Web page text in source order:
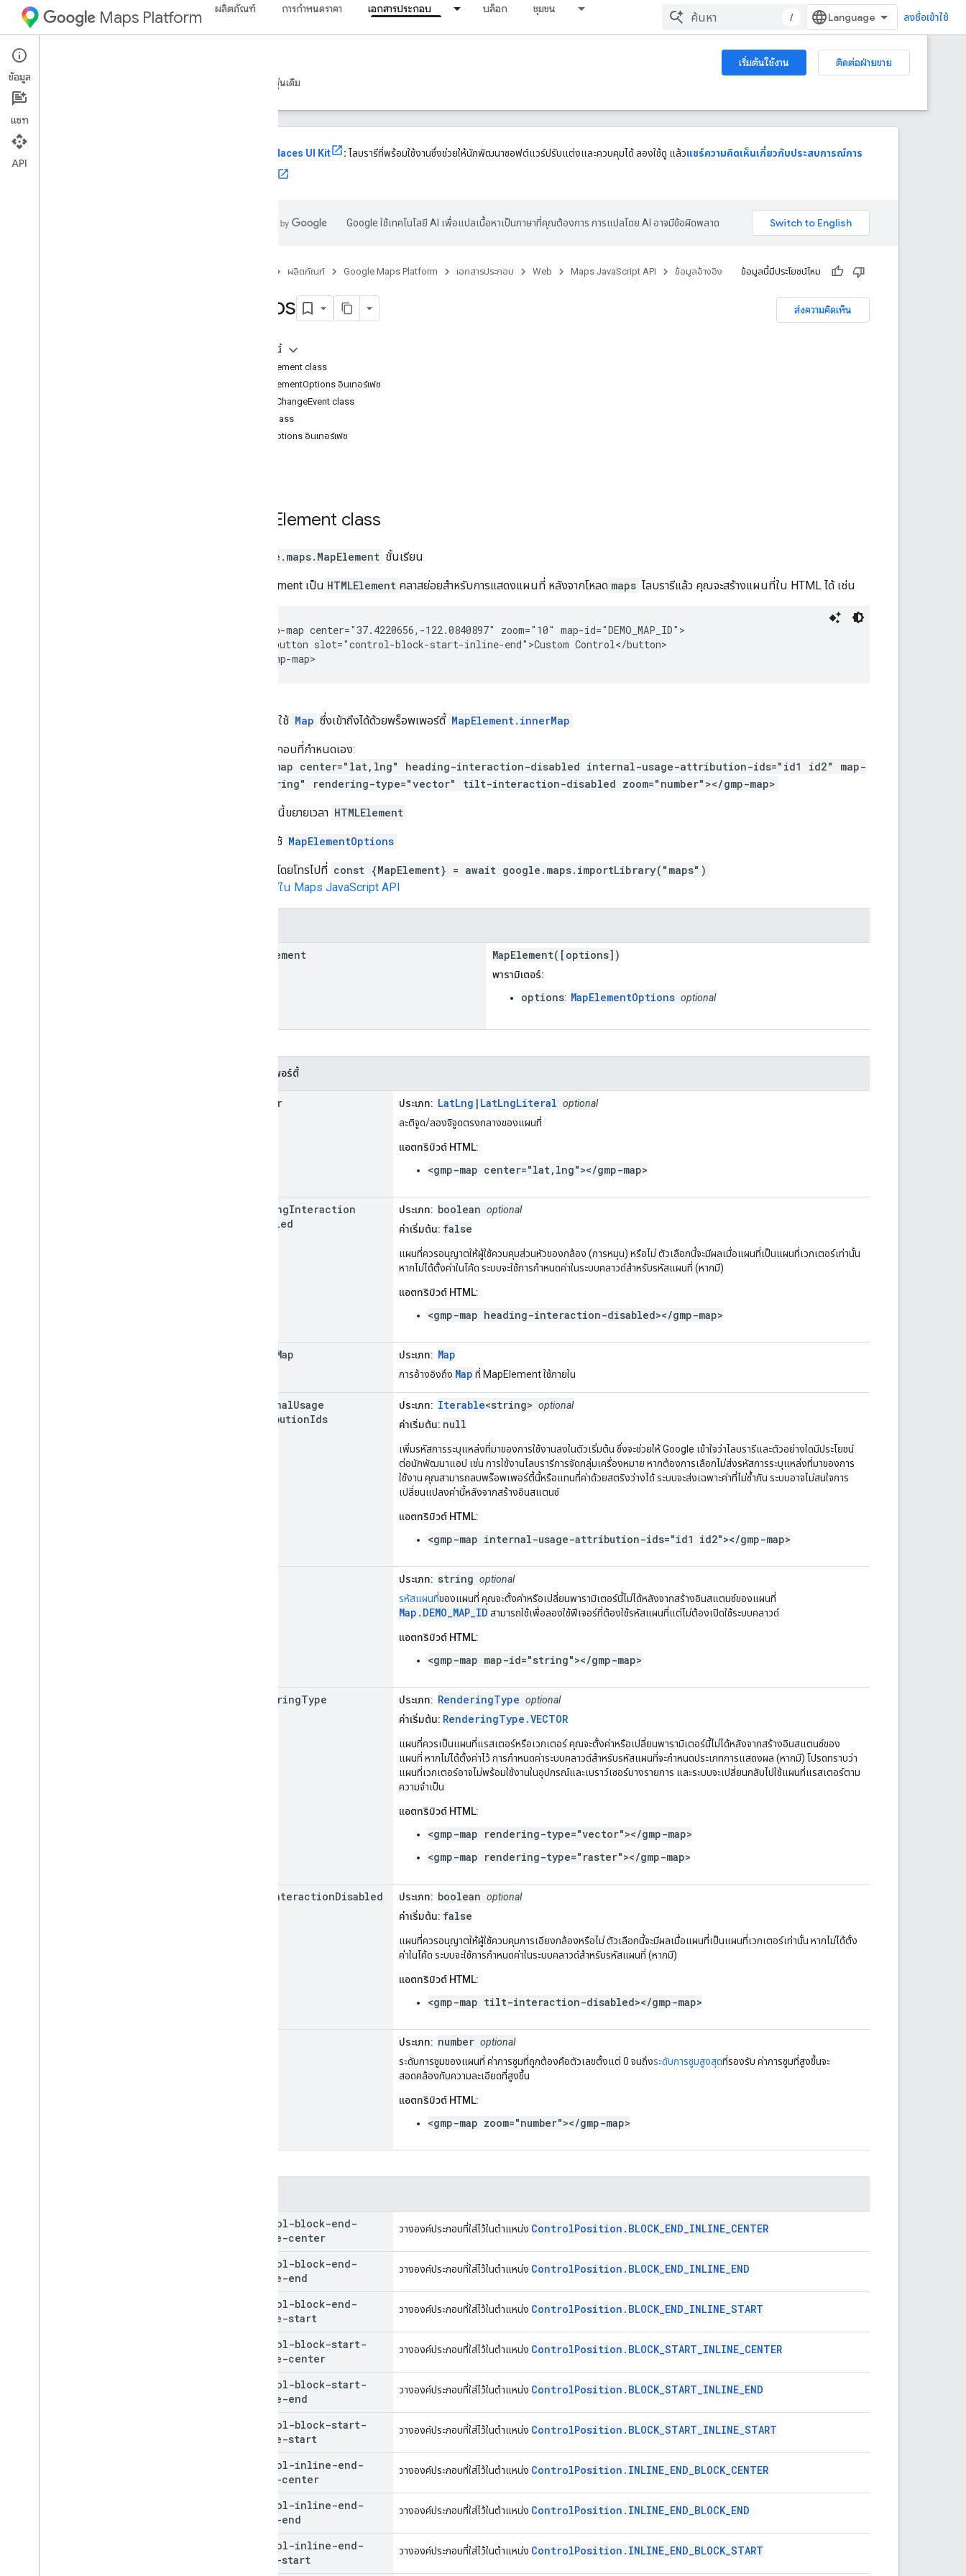
Maps Platform ผลิตภัณฑ์ การกำหนดราคา เอกสารประกอบ บล็อก ชุมชน
/ ลงชื่อเข้าใช้
Web เริ่มต้นใช้งาน
ติดต่อฝ่ายขาย
คำแนะนำ
รุ่นเดิม
Places UI Kit : ไลบรารีที่พร้อมใช้งานซึ่งช่วยให้นักพัฒนาซอฟต์แวร์ปรับแต่งและควบคุมได้ ลองใช้ดู แล้วแชร์ความคิดเห็นเกี่ยวกับประสบการณ์การ
Google ใช้เทคโนโลยี AI เพื่อแปลเนื้อหาเป็นภาษาที่คุณต้องการ การแปลโดย AI อาจมีข้อผิดพลาด
ผลิตภัณฑ์ Google Maps Platform เอกสารประกอบ Web Maps JavaScript API ข้อมูลอ้างอิง ข้อมูลนี้มีประโยชน์ไหม
ส่งความคิดเห็น
Maps
ในหน้านี้
MapElement class
MapElementOptions อินเทอร์เฟซ
ZoomChangeEvent class
Map class
MapOptions อินเทอร์เฟซ
Element class
google.maps. MapElement ชั้นเรียน
MapElement เป็น HTMLElement คลาสย่อยสำหรับการแสดงแผนที่ หลังจากโหลด maps ไลบรารีแล้ว คุณจะสร้างแผนที่ใน HTML ได้ เช่น
<gmp-map center="37.4220656,-122.0840897" zoom="10" map-id="DEMO_MAP_ID">
<button slot="control-block-start-inline-end">Custom Control</button>
</gmp-map>
ภายในจะใช้ Map ซึ่งเข้าถึงได้ด้วยพร็อพเพอร์ตี้ MapElement.innerMap
องค์ประกอบที่กำหนดเอง:
<gmp-map center="lat,lng" heading-interaction-disabled internal-usage-attribution-ids="id1 id2" map-
id="string" rendering-type="vector" tilt-interaction-disabled zoom="number"></gmp-map>
ชั้นเรียนนี้ขยายเวลา HTMLElement
คลาสนี้ใช้ MapElementOptions
เข้าถึงได้โดยโทรไปที่ const {MapElement} = await google.maps.importLibrary("maps")
ไลบรารีใน Maps JavaScript API
Element MapElement([options])
พารามิเตอร์:
options: MapElementOptions optional
พร็อพเพอร์ตี้
center ประเภท: LatLng | LatLngLiteral optional
ละติจูด/ลองจิจูดตรงกลางของแผนที่
แอตทริบิวต์ HTML:
<gmp-map center="lat,lng"></gmp-map>
headingInteraction
Disabled
ประเภท: boolean optional
ค่าเริ่มต้น: false
แผนที่ควรอนุญาตให้ผู้ใช้ควบคุมส่วนหัวของกล้อง (การหมุน) หรือไม่ ตัวเลือกนี้จะมีผลเมื่อแผนที่เป็นแผนที่เวกเตอร์เท่านั้น
หากไม่ได้ตั้งค่าในโค้ด ระบบจะใช้การกำหนดค่าในระบบคลาวด์สำหรับรหัสแผนที่ (หากมี)
แอตทริบิวต์ HTML:
<gmp-map heading-interaction-disabled></gmp-map>
Map ประเภท: Map
การอ้างอิงถึง Map ที่ MapElement ใช้ภายใน
internalUsage
AttributionIds
ประเภท: Iterable<string> optional
ค่าเริ่มต้น: null
เพิ่มรหัสการระบุแหล่งที่มาของการใช้งานลงในตัวเริ่มต้น ซึ่งจะช่วยให้ Google เข้าใจว่าไลบรารีและตัวอย่างใดมีประโยชน์
ต่อนักพัฒนาแอป เช่น การใช้งานไลบรารีการจัดกลุ่มเครื่องหมาย หากต้องการเลือกไม่ส่งรหัสการระบุแหล่งที่มาของการ
ใช้งาน คุณสามารถลบพร็อพเพอร์ตี้นี้หรือแทนที่ค่าด้วยสตริงว่างได้ ระบบจะส่งเฉพาะค่าที่ไม่ซ้ำกัน ระบบอาจไม่สนใจการ
เปลี่ยนแปลงค่านี้หลังจากสร้างอินสแตนซ์
แอตทริบิวต์ HTML:
<gmp-map internal-usage-attribution-ids="id1 id2"></gmp-map>
ประเภท: string optional
รหัสแผนที่ของแผนที่ คุณจะตั้งค่าหรือเปลี่ยนพารามิเตอร์นี้ไม่ได้หลังจากสร้างอินสแตนซ์ของแผนที่
Map.DEMO_MAP_ID สามารถใช้เพื่อลองใช้ฟีเจอร์ที่ต้องใช้รหัสแผนที่แต่ไม่ต้องเปิดใช้ระบบคลาวด์
แอตทริบิวต์ HTML:
<gmp-map map-id="string"></gmp-map>
renderingType ประเภท: RenderingType optional
ค่าเริ่มต้น: RenderingType.VECTOR
แผนที่ควรเป็นแผนที่แรสเตอร์หรือเวกเตอร์ คุณจะตั้งค่าหรือเปลี่ยนพารามิเตอร์นี้ไม่ได้หลังจากสร้างอินสแตนซ์ของ
แผนที่ หากไม่ได้ตั้งค่าไว้ การกำหนดค่าระบบคลาวด์สำหรับรหัสแผนที่จะกำหนดประเภทการแสดงผล (หากมี) โปรดทราบว่า
แผนที่เวกเตอร์อาจไม่พร้อมใช้งานในอุปกรณ์และเบราว์เซอร์บางรายการ และระบบจะเปลี่ยนกลับไปใช้แผนที่แรสเตอร์ตาม
ความจำเป็น
แอตทริบิวต์ HTML:
<gmp-map rendering-type="vector"></gmp-map>
<gmp-map rendering-type="raster"></gmp-map>
InteractionDisabled ประเภท: boolean optional
ค่าเริ่มต้น: false
แผนที่ควรอนุญาตให้ผู้ใช้ควบคุมการเอียงกล้องหรือไม่ ตัวเลือกนี้จะมีผลเมื่อแผนที่เป็นแผนที่เวกเตอร์เท่านั้น หากไม่ได้ตั้ง
ค่าในโค้ด ระบบจะใช้การกำหนดค่าในระบบคลาวด์สำหรับรหัสแผนที่ (หากมี)
แอตทริบิวต์ HTML:
<gmp-map tilt-interaction-disabled></gmp-map>
ประเภท: number optional
ระดับการซูมของแผนที่ ค่าการซูมที่ถูกต้องคือตัวเลขตั้งแต่ 0 จนถึงระดับการซูมสูงสุดที่รองรับ ค่าการซูมที่สูงขึ้นจะ
สอดคล้องกับความละเอียดที่สูงขึ้น
แอตทริบิวต์ HTML:
<gmp-map zoom="number"></gmp-map>
control-block-end-
inline-center
วางองค์ประกอบที่ใส่ไว้ในตำแหน่ง ControlPosition.BLOCK_END_INLINE_CENTER
control-block-end-
inline-end
วางองค์ประกอบที่ใส่ไว้ในตำแหน่ง ControlPosition.BLOCK_END_INLINE_END
control-block-end-
inline-start
วางองค์ประกอบที่ใส่ไว้ในตำแหน่ง ControlPosition.BLOCK_END_INLINE_START
control-block-start-
inline-center
วางองค์ประกอบที่ใส่ไว้ในตำแหน่ง ControlPosition.BLOCK_START_INLINE_CENTER
control-block-start-
inline-end
วางองค์ประกอบที่ใส่ไว้ในตำแหน่ง ControlPosition.BLOCK_START_INLINE_END
control-block-start-
inline-start
วางองค์ประกอบที่ใส่ไว้ในตำแหน่ง ControlPosition.BLOCK_START_INLINE_START
control-inline-end-
block-center
วางองค์ประกอบที่ใส่ไว้ในตำแหน่ง ControlPosition.INLINE_END_BLOCK_CENTER
control-inline-end-
block-end
วางองค์ประกอบที่ใส่ไว้ในตำแหน่ง ControlPosition.INLINE_END_BLOCK_END
control-inline-end-
block-start
วางองค์ประกอบที่ใส่ไว้ในตำแหน่ง ControlPosition.INLINE_END_BLOCK_START
ข้อมูล
แชท
API